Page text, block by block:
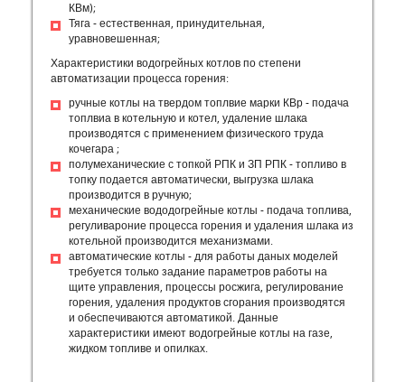
КВм);
Тяга - естественная, принудительная,
уравновешенная;
Характеристики водогрейных котлов по степени
автоматизации процесса горения:
ручные котлы на твердом топлвие марки КВр - подача
топлвиа в котельную и котел, удаление шлака
производятся с применением физического труда
кочегара ;
полумеханические с топкой РПК и ЗП РПК - топливо в
топку подается автоматически, выгрузка шлака
производится в ручную;
механические вододогрейные котлы - подача топлива,
регуливароние процесса горения и удаления шлака из
котельной производится механизмами.
автоматические котлы - для работы даных моделей
требуется только задание параметров работы на
щите управления, процессы росжига, регулирование
горения, удаления продуктов сгорания производятся
и обеспечиваются автоматикой. Данные
характеристики имеют водогрейные котлы на газе,
жидком топливе и опилках.